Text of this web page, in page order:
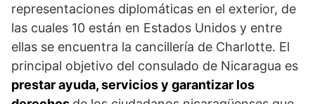
representaciones diplomáticas en el exterior, de
las cuales 10 están en Estados Unidos y entre
ellas se encuentra la cancillería de Charlotte. El
principal objetivo del consulado de Nicaragua es
prestar ayuda, servicios y garantizar los